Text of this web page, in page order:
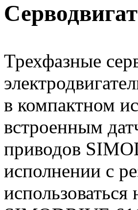
Трехфазные
в компактном
встроенным
приводов
исполнении с